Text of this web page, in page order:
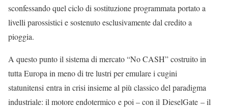
sconfessando quel ciclo di sostituzione programmata portato a
livelli parossistici e sostenuto esclusivamente dal credito a
pioggia.
A questo punto il sistema di mercato “No CASH” costruito in
tutta Europa in meno di tre lustri per emulare i cugini
statunitensi entra in crisi insieme al più classico del paradigma
industriale: il motore endotermico e poi – con il DieselGate – il